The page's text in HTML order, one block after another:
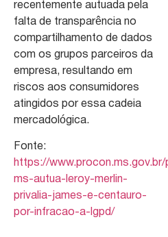
recentemente autuada pela
falta de transparência no
compartilhamento de dados
com os grupos parceiros da
empresa, resultando em
riscos aos consumidores
atingidos por essa cadeia
mercadológica.
Fonte:
https://
ms-autua-leroy-merlin-
privalia-james-e-centauro-
por-infracao-a-lgpd/